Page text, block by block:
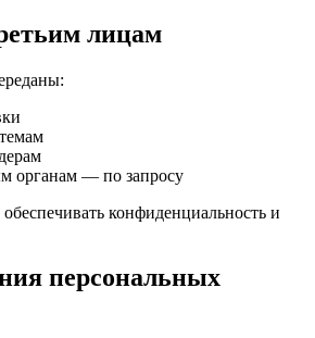
лицам
органам — по запросу
конфиденциальность и
персональных